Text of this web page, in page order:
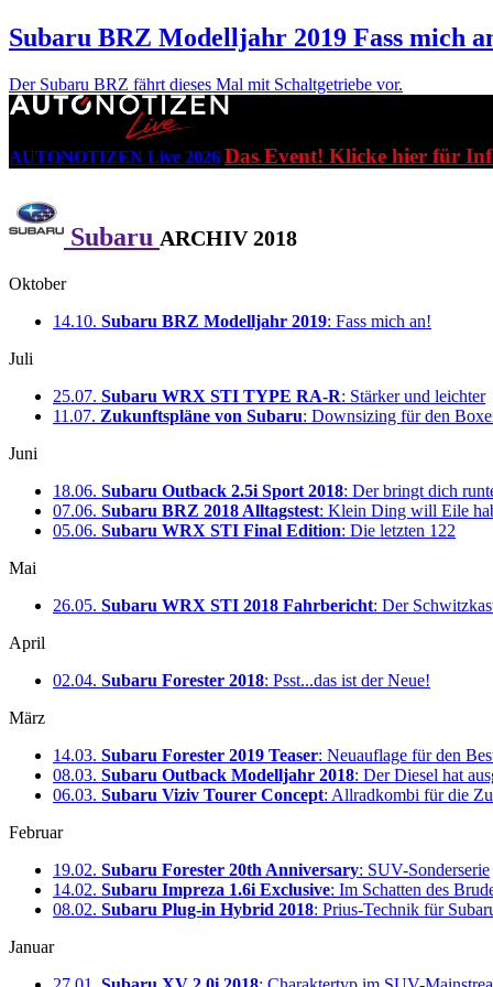
Subaru BRZ Modelljahr 2019 Fass mich
Der Subaru BRZ fährt dieses Mal mit Schaltgetriebe vor.
AUTONOTIZEN Live 2026 Das Event! Klicke hier für
Subaru ARCHIV 2018
Oktober
14.10. Subaru BRZ Modelljahr 2019: Fass mich an!
Juli
25.07. Subaru WRX STI TYPE RA-R: Stärker und leichter
11.07. Zukunftspläne von Subaru: Downsizing für den
Juni
18.06. Subaru Outback 2.5i Sport 2018: Der bringt dich
07.06. Subaru BRZ 2018 Alltagstest: Klein Ding will Eile
05.06. Subaru WRX STI Final Edition: Die letzten 122
Mai
26.05. Subaru WRX STI 2018 Fahrbericht: Der
April
02.04. Subaru Forester 2018: Psst...das ist der Neue!
März
14.03. Subaru Forester 2019 Teaser: Neuauflage für den
08.03. Subaru Outback Modelljahr 2018: Der Diesel hat
06.03. Subaru Viziv Tourer Concept: Allradkombi für die
Februar
19.02. Subaru Forester 20th Anniversary: SUV-Sonderserie
14.02. Subaru Impreza 1.6i Exclusive: Im Schatten des
08.02. Subaru Plug-in Hybrid 2018: Prius-Technik für
Januar